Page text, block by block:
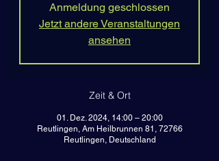
Anmeldung geschlossen
Jetzt andere Veranstaltungen
ansehen
Zeit & Ort
01. Dez. 2024, 14:00 – 20:00
Reutlingen, Am Heilbrunnen 81, 72766
Reutlingen, Deutschland